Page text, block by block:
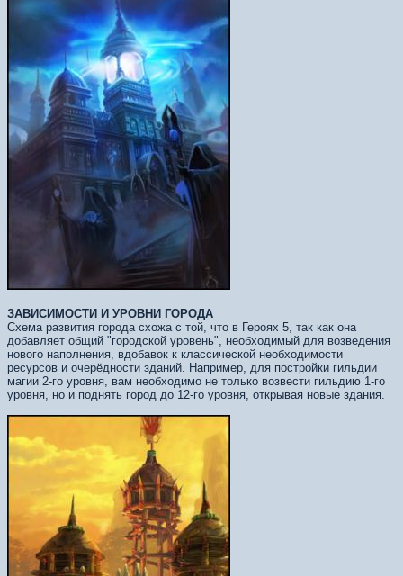
ЗАВИСИМОСТИ И УРОВНИ ГОРОДА
Схема развития города схожа с той, что в Героях 5, так как она
добавляет общий "городской уровень", необходимый для возведения
нового наполнения, вдобавок к классической необходимости
ресурсов и очерёдности зданий. Например, для постройки гильдии
магии 2-го уровня, вам необходимо не только возвести гильдию 1-го
уровня, но и поднять город до 12-го уровня, открывая новые здания.